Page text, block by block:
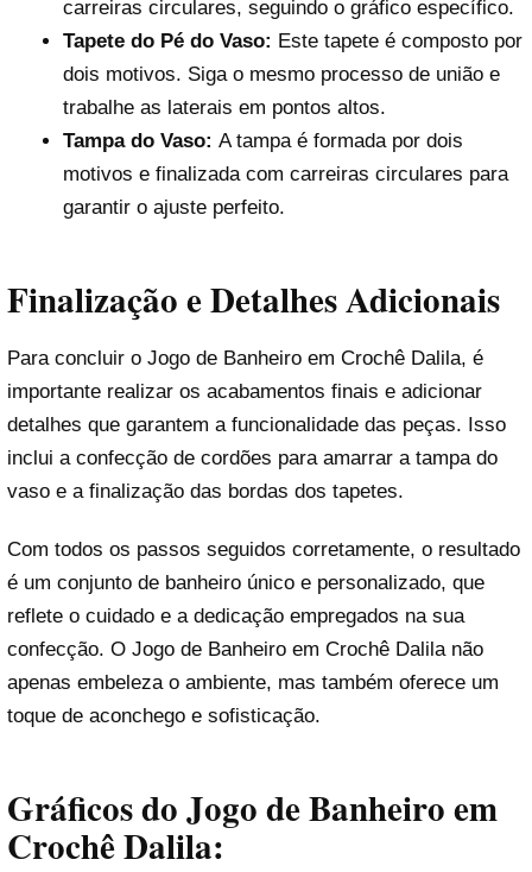
carreiras circulares, seguindo o gráfico específico.
Tapete do Pé do Vaso: Este tapete é composto por
dois motivos. Siga o mesmo processo de união e
trabalhe as laterais em pontos altos.
Tampa do Vaso: A tampa é formada por dois
motivos e finalizada com carreiras circulares para
garantir o ajuste perfeito.
Finalização e Detalhes Adicionais
Para concluir o Jogo de Banheiro em Crochê Dalila, é
importante realizar os acabamentos finais e adicionar
detalhes que garantem a funcionalidade das peças. Isso
inclui a confecção de cordões para amarrar a tampa do
vaso e a finalização das bordas dos tapetes.
Com todos os passos seguidos corretamente, o resultado
é um conjunto de banheiro único e personalizado, que
reflete o cuidado e a dedicação empregados na sua
confecção. O Jogo de Banheiro em Crochê Dalila não
apenas embeleza o ambiente, mas também oferece um
toque de aconchego e sofisticação.
Gráficos do Jogo de Banheiro em
Crochê Dalila: